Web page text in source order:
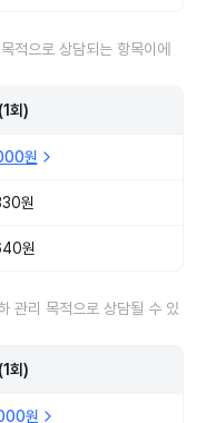
적으로 상담되는 항목이에
회)
원
원
원
관리 목적으로 상담될 수 있
회)
원